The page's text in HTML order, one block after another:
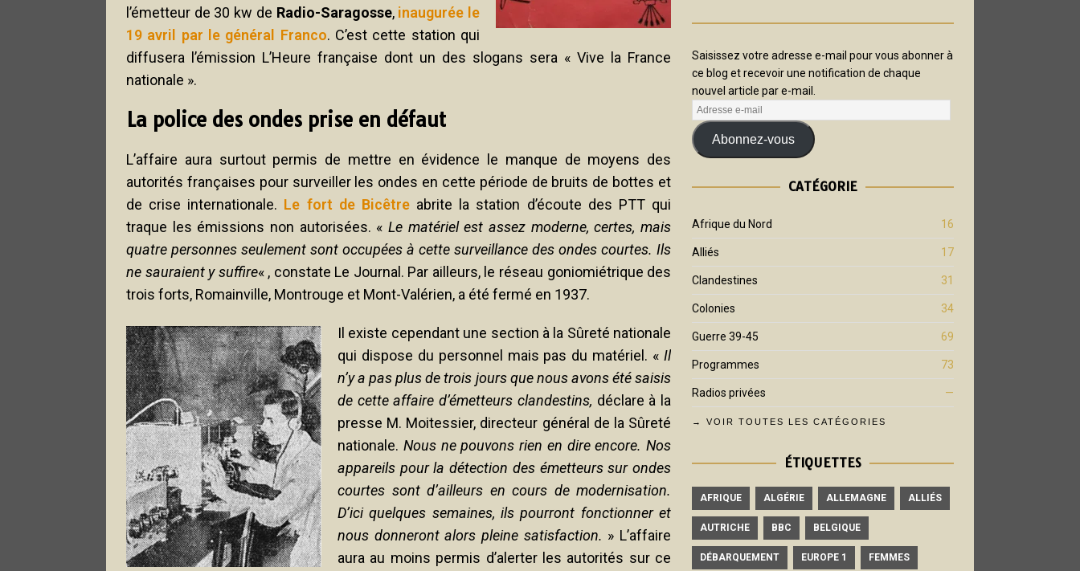
l’émetteur de 30 kw de Radio-Saragosse, inaugurée le
19 avril par le général Franco. C’est cette station qui
diffusera l’émission L’Heure française dont un des slogans sera « Vive la France
nationale ».
La police des ondes prise en défaut
L’affaire aura surtout permis de mettre en évidence le manque de moyens des
autorités françaises pour surveiller les ondes en cette période de bruits de bottes et
de crise internationale. Le fort de Bicêtreabrite la station d’écoute des PTT qui
traque les émissions non autorisées. «Le matériel est assez moderne, certes, mais
quatre personnes seulement sont occupées à cette surveillance des ondes courtes. Ils
ne sauraient y suffire« , constate Le Journal. Par ailleurs, le réseau goniomiétrique des
trois forts, Romainville, Montrouge et Mont-Valérien, a été fermé en 1937.
Il existe cependant une section à la Sûreté nationale
qui dispose du personnel mais pas du matériel. «Il
n’y a pas plus de trois jours que nous avons été saisis
de cette affaire d’émetteurs clandestins, déclare à la
presse M. Moitessier, directeur général de la Sûreté
nationale. Nous ne pouvons rien en dire encore. Nos
appareils pour la détection des émetteurs sur ondes
courtes sont d’ailleurs en cours de modernisation.
D’ici quelques semaines, ils pourront fonctionner et
nous donneront alors pleine satisfaction. » L’affaire
aura au moins permis d’alerter les autorités sur ce
Saisissez votre adresse e-mail pour vous abonner à
ce blog et recevoir une notification de chaque
nouvel article par e-mail.
Abonnez-vous
CATÉGORIE
Afrique du Nord 16
Alliés 17
Clandestines 31
Colonies 34
Guerre 39-45 69
Programmes 73
Radios privées —
→ VOIR TOUTES LES CATÉGORIES
ÉTIQUETTES
AFRIQUE ALGÉRIE ALLEMAGNE ALLIÉS
AUTRICHE BBC BELGIQUE
DÉBARQUEMENT EUROPE 1 FEMMES